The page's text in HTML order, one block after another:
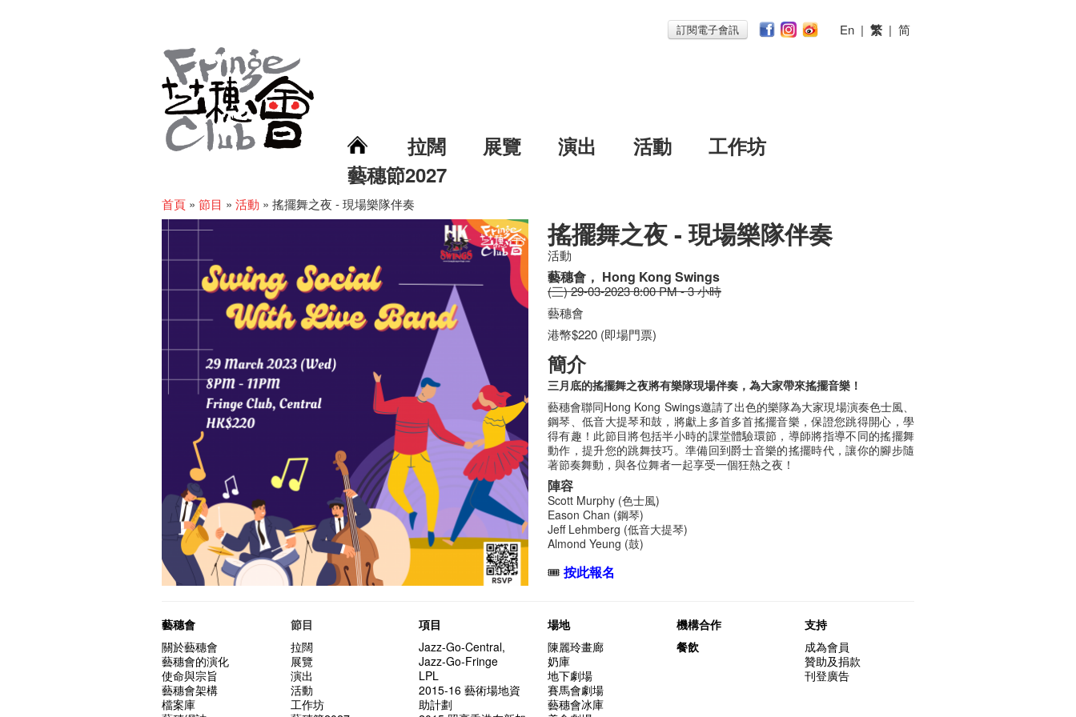
訂閱電子會訊 En | 繁 | 简
拉闊 展覽 演出 活動
工作坊
藝穗節2027
首頁 » 節目 » 活動 » 搖擺舞之夜 - 現場樂隊伴奏
搖擺舞之夜 - 現場樂隊伴奏
活動
藝穗會， Hong Kong Swings
(三) 29-03-2023 8:00 PM - 3 小時
藝穗會
港幣$220 (即場門票)
簡介
三月底的搖擺舞之夜將有樂隊現場伴奏，為大家帶來搖擺音樂！
藝穗會聯同Hong Kong Swings邀請了出色的樂隊為大家現場演奏色士風、
鋼琴、低音大提琴和鼓，將獻上多首多首搖擺音樂，保證您跳得開心，學
得有趣！此節目將包括半小時的課堂體驗環節，導師將指導不同的搖擺舞
動作，提升您的跳舞技巧。準備回到爵士音樂的搖擺時代，讓你的腳步隨
著節奏舞動，與各位舞者一起享受一個狂熱之夜！
陣容
Scott Murphy (色士風)
Eason Chan (鋼琴)
Jeff Lehmberg (低音大提琴)
Almond Yeung (鼓)
🎟️按此報名
藝穗會
關於藝穗會
藝穗會的演化
使命與宗旨
藝穗會架構
檔案庫
節目
拉闊
展覽
演出
活動
工作坊
項目
Jazz-Go-Central,
Jazz-Go-Fringe
LPL
2015-16 藝術場地資
助計劃
場地
陳麗玲畫廊
奶庫
地下劇場
賽馬會劇場
藝穗會冰庫
機構合作
餐飲
支持
成為會員
贊助及捐款
刊登廣告